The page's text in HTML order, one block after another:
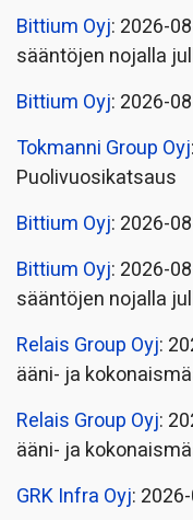
Bittium Oyj: 2026-
sääntöjen nojalla
Bittium Oyj: 2026-
Tokmanni Group Oyj
Puolivuosikatsaus
Bittium Oyj: 2026-
Bittium Oyj: 2026-
sääntöjen nojalla
Relais Group Oyj:
ääni- ja
Relais Group Oyj:
ääni- ja
GRK Infra Oyj: